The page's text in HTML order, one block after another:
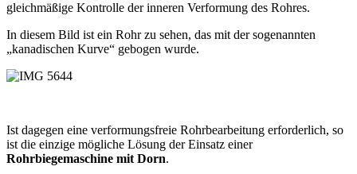
gleichmäßige Kontrolle der inneren Verformung des Rohres.
In diesem Bild ist ein Rohr zu sehen, das mit der sogenannten
„kanadischen Kurve“ gebogen wurde.
Ist dagegen eine verformungsfreie Rohrbearbeitung erforderlich, so
ist die einzige mögliche Lösung der Einsatz einer
Rohrbiegemaschine mit Dorn.